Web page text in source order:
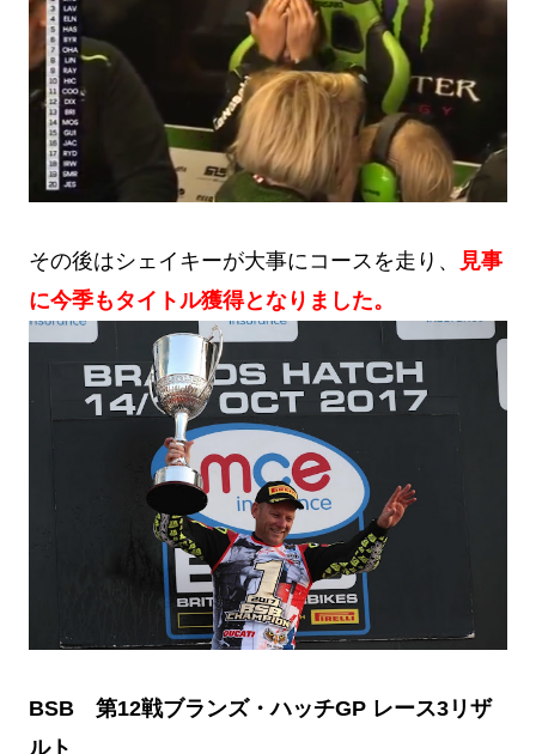
その後はシェイキーが大事にコースを走り、
見事
に今季もタイトル獲得となりました。
BSB 第12戦ブランズ・ハッチGP レース3リザ
ルト